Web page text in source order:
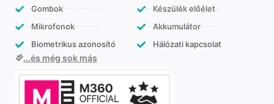
Gombok
Mikrofonok
Biometrikus azonosító
Készülék előélet
Akkumulátor
Hálózati kapcsolat
...és még sok más